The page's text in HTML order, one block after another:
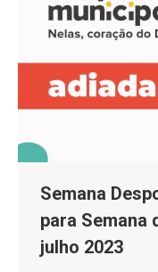
Semana
para Semana
julho 2023